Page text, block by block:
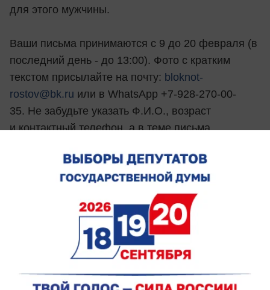
для этого мужчины.
Ваши письма принимаются с 9 до 20 февраля (в
последний день - до 13:00). Фото с кратким
текстом присылайте на почту: bloknot-
rostov@bk.ru или в WhatsApp +7-928-270-00-
35. Не забудьте указать Ф.И.О., возраст
и контактный телефон, а в теме письма
Все заявки будут размещены на сайте bloknot-
rostov.ru. Путем народного голосования, которое
состоится 21 февраля, будут выбраны
победители. Их уже ждут замечательные
подарки от наших партнеров!